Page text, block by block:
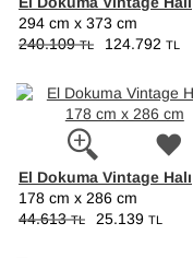
294 cm x 373 cm
240.109TL 124.792 TL
El Dokuma Vintage Halı
178 cm x 286 cm
44.613TL 25.139 TL